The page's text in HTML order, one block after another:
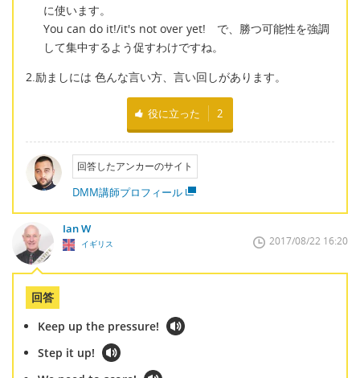
に使います。
You can do it!/it's not over yet! で、勝つ可能性を強調
して集中するよう促すわけですね。
2.励ましには 色んな言い方、言い回しがあります。
役に立った 2
回答したアンカーのサイト
DMM講師プロフィール
Ian W
イギリス 2017/08/22 16:20
回答
Keep up the pressure!
Step it up!